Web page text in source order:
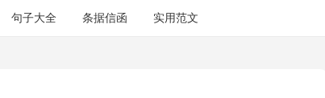
句子大全 条据信函 实用范文